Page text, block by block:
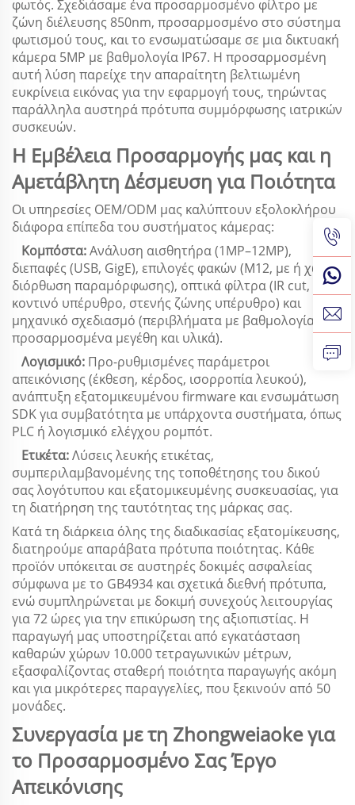
φωτός. Σχεδιάσαμε ένα προσαρμοσμένο φίλτρο με
ζώνη διέλευσης 850nm, προσαρμοσμένο στο σύστημα
φωτισμού τους, και το ενσωματώσαμε σε μια δικτυακή
κάμερα 5MP με βαθμολογία IP67. Η προσαρμοσμένη
αυτή λύση παρείχε την απαραίτητη βελτιωμένη
ευκρίνεια εικόνας για την εφαρμογή τους, τηρώντας
παράλληλα αυστηρά πρότυπα συμμόρφωσης ιατρικών
συσκευών.
Η Εμβέλεια Προσαρμογής μας και η
Αμετάβλητη Δέσμευση για Ποιότητα
Οι υπηρεσίες OEM/ODM μας καλύπτουν εξολοκλήρου
διάφορα επίπεδα του συστήματος κάμερας:
Κομπόστα:Ανάλυση αισθητήρα (1MP–12MP),
διεπαφές (USB, GigE), επιλογές φακών (M12, με ή χωρίς
διόρθωση παραμόρφωσης), οπτικά φίλτρα (IR cut,
κοντινό υπέρυθρο, στενής ζώνης υπέρυθρο) και
μηχανικό σχεδιασμό (περιβλήματα με βαθμολογία IP,
προσαρμοσμένα μεγέθη και υλικά).
Λογισμικό: Προ-ρυθμισμένες παράμετροι
απεικόνισης (έκθεση, κέρδος, ισορροπία λευκού),
ανάπτυξη εξατομικευμένου firmware και ενσωμάτωση
SDK για συμβατότητα με υπάρχοντα συστήματα, όπως
PLC ή λογισμικό ελέγχου ρομπότ.
Ετικέτα:Λύσεις λευκής ετικέτας,
συμπεριλαμβανομένης της τοποθέτησης του δικού
σας λογότυπου και εξατομικευμένης συσκευασίας, για
τη διατήρηση της ταυτότητας της μάρκας σας.
Κατά τη διάρκεια όλης της διαδικασίας εξατομίκευσης,
διατηρούμε απαράβατα πρότυπα ποιότητας. Κάθε
προϊόν υπόκειται σε αυστηρές δοκιμές ασφαλείας
σύμφωνα με το GB4934 και σχετικά διεθνή πρότυπα,
ενώ συμπληρώνεται με δοκιμή συνεχούς λειτουργίας
για 72 ώρες για την επικύρωση της αξιοπιστίας. Η
παραγωγή μας υποστηρίζεται από εγκατάσταση
καθαρών χώρων 10.000 τετραγωνικών μέτρων,
εξασφαλίζοντας σταθερή ποιότητα παραγωγής ακόμη
και για μικρότερες παραγγελίες, που ξεκινούν από 50
μονάδες.
Συνεργασία με τη Zhongweiaoke για
το Προσαρμοσμένο Σας Έργο
Απεικόνισης